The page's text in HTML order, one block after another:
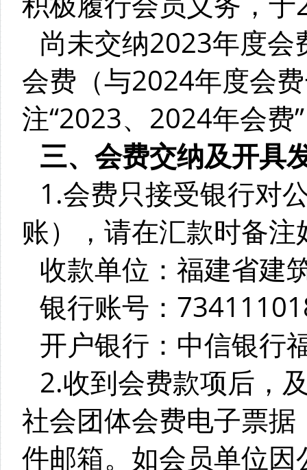
尚未交纳2023年度
会费（与2024年度会
注“2023、2024年会费
三、会费交纳及开具
1.会费只接受银行对
账），请在汇款时备注
收款单位：福建省建
银行账号：
开户银行：中信银行
2.收到会费款项后，
社会团体会费电子票
件邮箱。如会员单位